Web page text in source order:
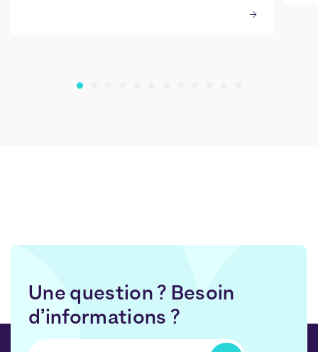
Une question ? Besoin
d’informations ?